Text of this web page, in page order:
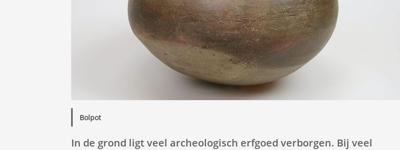
Gebruik
de
enter-
toets
om
Bolpot
In de grond ligt veel archeologisch erfgoed verborgen. Bij veel